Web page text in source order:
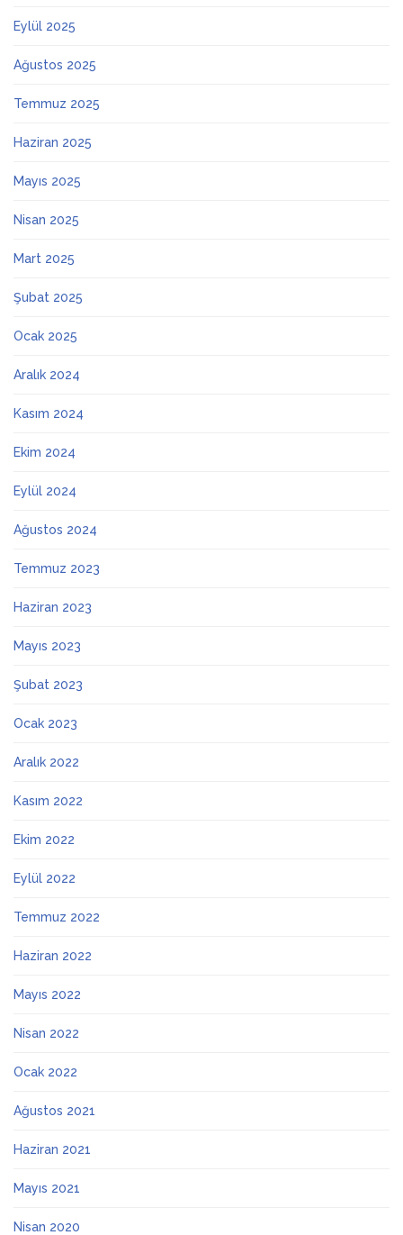
Eylül 2025
Ağustos 2025
Temmuz 2025
Haziran 2025
Mayıs 2025
Nisan 2025
Mart 2025
Şubat 2025
Ocak 2025
Aralık 2024
Kasım 2024
Ekim 2024
Eylül 2024
Ağustos 2024
Temmuz 2023
Haziran 2023
Mayıs 2023
Şubat 2023
Ocak 2023
Aralık 2022
Kasım 2022
Ekim 2022
Eylül 2022
Temmuz 2022
Haziran 2022
Mayıs 2022
Nisan 2022
Ocak 2022
Ağustos 2021
Haziran 2021
Mayıs 2021
Nisan 2020